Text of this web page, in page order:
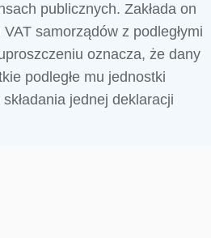
publicznych. Zakłada on
samorządów z podległymi
oznacza, że dany
podległe mu jednostki
jednej deklaracji